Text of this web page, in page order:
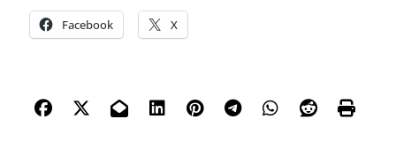
Facebook X